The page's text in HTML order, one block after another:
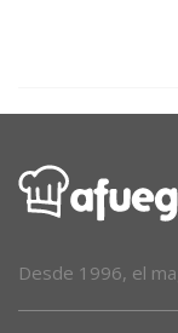
Desde 1996, el